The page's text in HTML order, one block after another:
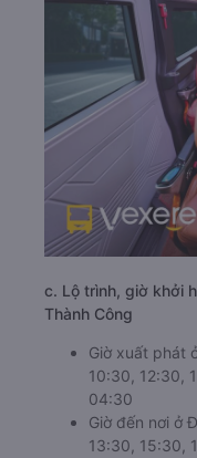
c. Lộ trình, giờ khởi
Thành Công
Giờ xuất phát
10:30, 12:30,
04:30
Giờ đến nơi ở
13:30, 15:30,